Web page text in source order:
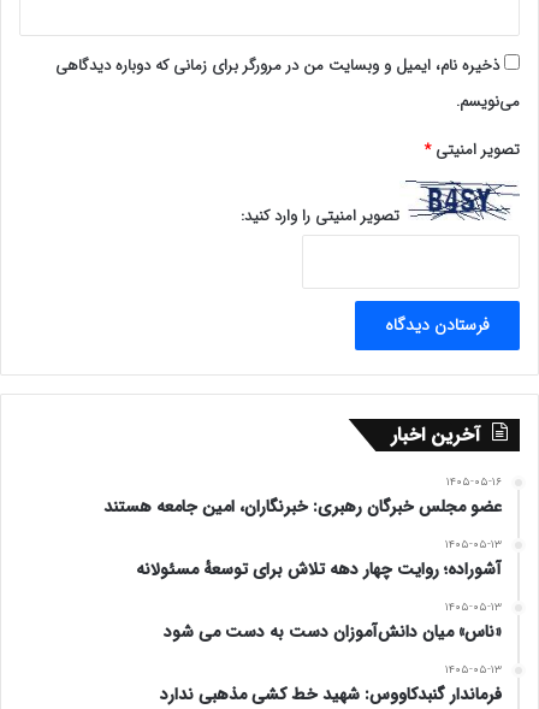
ذخیره نام، ایمیل و وبسایت من در مرورگر برای زمانی که دوباره دیدگاهی
می‌نویسم.
تصویر امنیتی*
تصویر امنیتی را وارد کنید:
آخرین اخبار
۱۴۰۵-۰۵-۱۶
عضو مجلس خبرگان رهبری: خبرنگاران، امین جامعه هستند
۱۴۰۵-۰۵-۱۳
آشوراده؛ روایت چهار دهه تلاش برای توسعهٔ مسئولانه
۱۴۰۵-۰۵-۱۳
«ناس» میان دانش‌آموزان دست به دست می شود
۱۴۰۵-۰۵-۱۳
فرماندار گنبدکاووس: شهید خط کشی مذهبی ندارد